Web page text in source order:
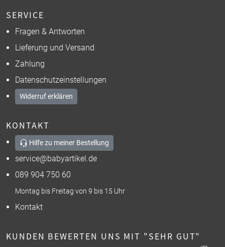
SERVICE
Fragen & Antworten
Lieferung und Versand
Zahlung
Datenschutzeinstellungen
Widerruf erklären
KONTAKT
Hilfe zu meiner Bestellung
service@babyartikel.de
089 904 750 60
Montag bis Freitag von 9 bis 15 Uhr
Kontakt
KUNDEN BEWERTEN UNS MIT "SEHR GUT"